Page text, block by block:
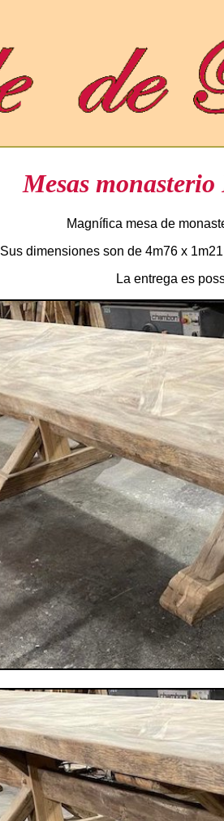
Mesas
Magnífica mesa de
Sus dimensiones son de 4m76 x
La entrega es